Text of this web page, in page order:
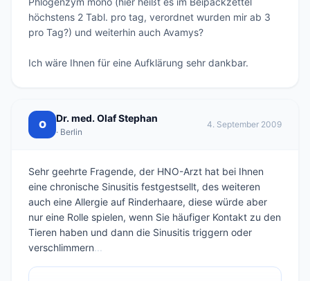
höchstens 2 Tabl. pro tag, verordnet wurden mir ab 3
pro Tag?) und weiterhin auch Avamys?
Ich wäre Ihnen für eine Aufklärung sehr dankbar.
O
Dr. med. Olaf Stephan
· Berlin
4. September 2009
Sehr geehrte Fragende, der HNO-Arzt hat bei Ihnen
eine chronische Sinusitis festgestsellt, des weiteren
auch eine Allergie auf Rinderhaare, diese würde aber
nur eine Rolle spielen, wenn Sie häufiger Kontakt zu den
Tieren haben und dann die Sinusitis triggern oder
verschlimmern...